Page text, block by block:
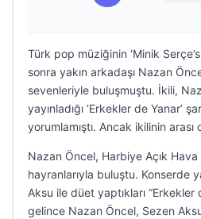
Türk pop müziğinin ‘Minik
sonra yakın arkadaşı Nazan
sevenleriyle buluşmuştu. İkili,
yayınladığı ‘Erkekler de Yanar’
yorumlamıştı. Ancak ikilinin
Nazan Öncel, Harbiye Açık Hava
hayranlarıyla buluştu. Konserde
Aksu ile düet yaptıkları “Erkekler
gelince Nazan Öncel, Sezen